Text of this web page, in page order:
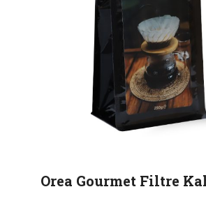
Orea Gourmet Filtre